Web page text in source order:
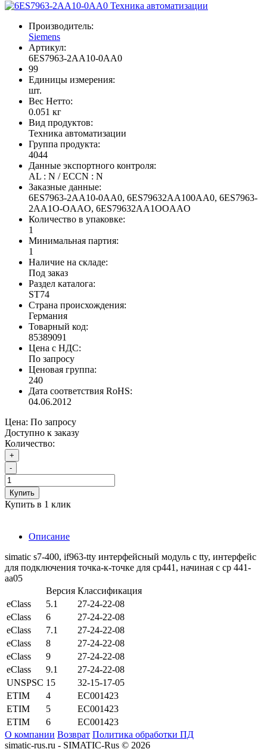
Производитель:
Siemens
Артикул:
6ES7963-2AA10-0AA0
99
Единицы измерения:
шт.
Вес Нетто:
0.051 кг
Вид продуктов:
Техника автоматизации
Группа продукта:
4044
Данные экспортного контроля:
AL : N / ECCN : N
Заказные данные:
6ES7963-2AA10-0AA0, 6ES79632AA100AA0, 6ES7963-
2AA1O-OAAO, 6ES79632AA1OOAAO
Количество в упаковке:
1
Минимальная партия:
1
Наличие на складе:
Под заказ
Раздел каталога:
ST74
Страна происхождения:
Германия
Товарный код:
85389091
Цена с НДС:
По запросу
Ценовая группа:
240
Дата соответствия RoHS:
04.06.2012
Цена: По запросу
Доступно к заказу
Количество:
+
-
Купить
Купить в 1 клик
Описание
simatic s7-400, if963-tty интерфейсный модуль с tty, интерфейс
для подключения точка-к-точке для cp441, начиная с cp 441-
aa05
Версия Классификация
eClass
5.1
27-24-22-08
eClass
6
27-24-22-08
eClass
7.1
27-24-22-08
eClass
8
27-24-22-08
eClass
9
27-24-22-08
eClass
9.1
27-24-22-08
UNSPSC 15
32-15-17-05
ETIM
4
EC001423
ETIM
5
EC001423
ETIM
6
EC001423
О компании Возврат Политика обработки ПД
simatic-rus.ru - SIMATIC-Rus © 2026